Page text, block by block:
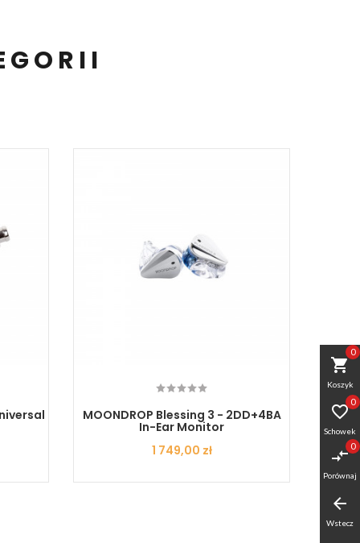
MOONDROP Blessing 3 - 2DD+4BA
In-Ear Monitor
Cena
1 749,00 zł
shopping_cart
Koszyk
0

Schowek
0
compare_arrows
Porównaj
0
arrow_back
Wstecz